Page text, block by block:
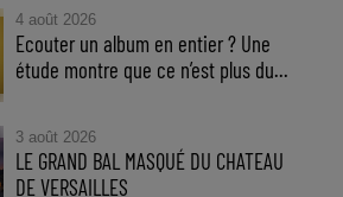
4 août 2026
Ecouter un album en entier ? Une
étude montre que ce n’est plus du...
3 août 2026
LE GRAND BAL MASQUÉ DU CHATEAU
DE VERSAILLES